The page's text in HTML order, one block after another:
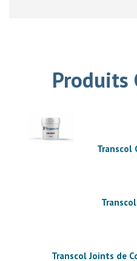
Produits
Transcol
Transcol Joints de